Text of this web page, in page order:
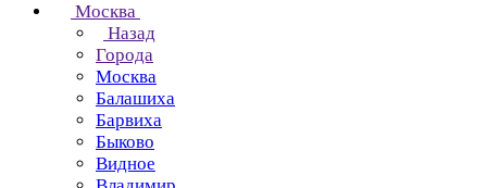
Москва
Назад
Города
Москва
Балашиха
Барвиха
Быково
Видное